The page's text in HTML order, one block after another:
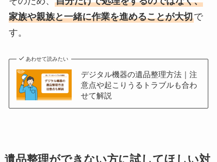
家族や親族と一緒に作業を進めることが大切で
す。
あわせて読みたい
デジタル機器の遺品整理方法｜注
意点や起こりうるトラブルも合わ
せて解説
遺品整理ができない方に試してほしい対